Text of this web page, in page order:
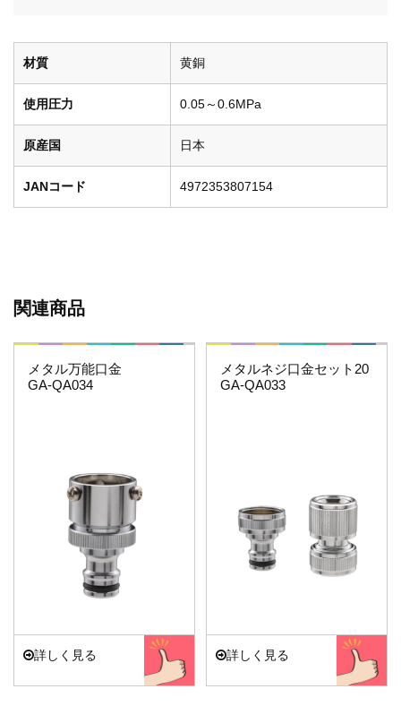
材質 黄銅
使用圧力 0.05～0.6MPa
原産国 日本
JANコード 4972353807154
関連商品
これエエやん
メタル万能口金
GA-QA034
詳しく見る
これエエやん
メタルネジ口金セット20
GA-QA033
詳しく見る